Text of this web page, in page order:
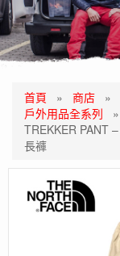
首頁 » 商店 »
戶外用品全系列 »
TREKKER PANT
長褲